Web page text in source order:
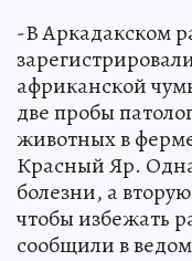
-В Аркадакском
африканской
две пробы
животных в
Красный Яр.
болезни, а
чтобы избежать
сообщили в